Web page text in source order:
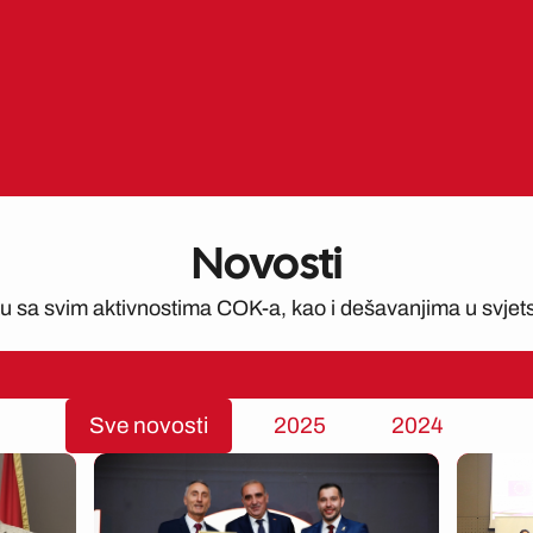
Novosti
sa svim aktivnostima COK-a, kao i dešavanjima u
Sve novosti 2025 2024
PagePagePagePage PagePage PagePage Page